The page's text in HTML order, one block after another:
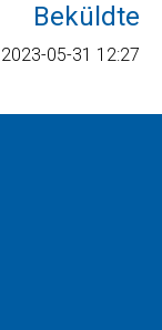
Beküldte
2023-05-31 12:27